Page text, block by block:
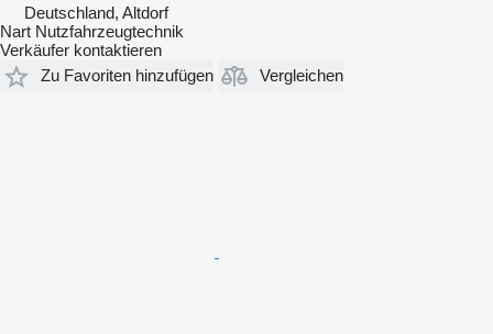
Deutschland, Altdorf
Nart Nutzfahrzeugtechnik
Verkäufer kontaktieren
Zu Favoriten hinzufügen
Vergleichen